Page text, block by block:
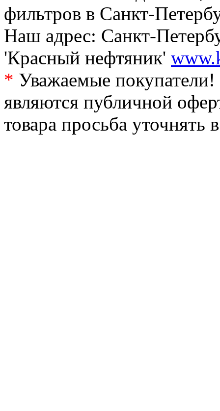
фильтров в Санкт-
Наш адрес: Санкт-
'Красный нефтяник'
* Уважаемые
являются публичной
товара просьба уточнять